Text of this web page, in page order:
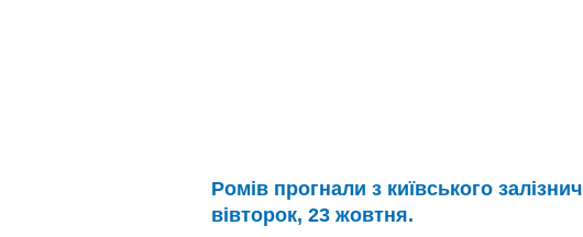
Ромів прогнали з київського
вівторок, 23 жовтня.